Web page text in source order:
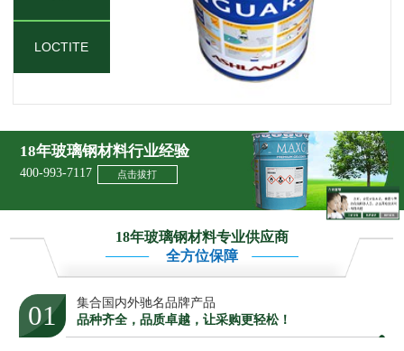
LOCTITE
18年玻璃钢材料行业经验
400-993-7117 点击拔打
18年玻璃钢材料专业供应商
全方位保障
01
集合国内外驰名品牌产品
品种齐全，品质卓越，让采购更轻松！